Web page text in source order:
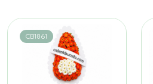
CB1861